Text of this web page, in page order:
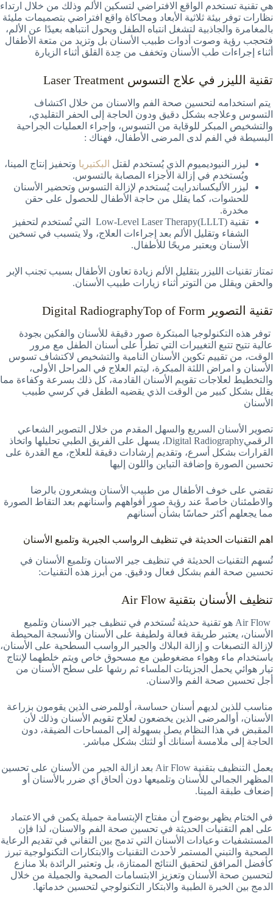
هي تقنية تستخدم الواقع الافتراضي لتسكين الألم وذلك من خلال ارتداء
نظارات توفر بيئة ثلاثية الأبعاد ومحاكاة واقع افتراضي بتصميمات مليئة
بالمغامرة والجاذبية لتشغل انتباه الطفل ويحول انتباهه بعيدًا عن الألم،
فتحجب رؤية وصوت أدوات طبيب الأسنان بل وتزيد من متعة الأطفال
أثناء إجراءات طب الأسنان وتخفف من حِدة القلق أثناء الزيارة
تقنية الليزر في علاج التسوس Laser Treatment
يتم استخدامه لتحسين صحة الفم والاسنان من خلال اكتشاف
التسوس وعلاجه بشكل دقيق ودون الحاجة إلى الحفر التقليدي،
والتشخيص المبكر للوقاية من التسوس، وإجراء العمليات الجراحية
البسيطة في الفم لدى المرضى الأطفال، فهناك :
ليزر النيوديميوم الذي يُستخدم لقتل البكتيريا وتحفيز إنتاج المينا،
ويُستخدم في إزالة الأجزاء المصابة بالتسوس.
ليزر الأليكساندرايت يُستخدم لإزالة التسوس وتحضير الأسنان
للحشوات، كما يقلل من حاجة الأطفال للحصول على حقن
مخدرة.
تقنية (LLLT)Low-Level Laser Therapy التي تُستخدم لتحفيز
الشفاء وتقليل الألم بعد إجراءات العلاج، ولا يتسبب في تسخين
الأسنان ويعتبر مريحًا للأطفال.
تمتاز تقنيات الليزر بتقليل الألم زيادة تعاون الأطفال بسبب تجنب الإبر
والحقن ويقلل من التوتر أثناء زيارات طبيب الأسنان.
تقنية التصوير Digital RadiographyTop of Form
توفر هذه التكنولوجيا المبتكرة صور دقيقة للأسنان والفكين بجودة
عالية تتيح تتبع التغييرات التي تطرأ على أسنان الطفل مع مرور
الوقت، من تقييم تكوين الأسنان النامية والتشخيص لاكتشاف تسوس
الأسنان و امراض اللثة المبكرة، ليتم العلاج في المراحل الأولى،
والتخطيط لعلاجات تقويم الأسنان القادمة، كل ذلك بسرعة وكفاءة مما
يقلل بشكل كبير من الوقت الذي يقضيه الطفل في كرسي طبيب
الأسنان
تصوير الأسنان السريع والسهل المقدم من خلال التصوير الشعاعي
الرقميDigital Radiography، يسهل على الفريق الطبي تحليلها واتخاذ
القرارات بشكل أسرع، وتقديم إرشادات دقيقة للعلاج، مع القدرة على
تحسين الصورة وإضافة التباين واللون إليها
تقضي على خوف الأطفال من طبيب الأسنان ويشعرون بالرضا
والاطمئنان خاصةً عند رؤية صور أفواههم وأسنانهم بعد التقاط الصورة
مما يجعلهم أكثر حماسًا بشأن أسنانهم
اهم التقنيات الحديثة في تنظيف الرواسب الجيرية وتلميع الأسنان
تُسهم التقنيات الحديثة في تنظيف جير الاسنان وتلميع الأسنان في
تحسين صحة الفم بشكل فعال ودقيق. من أبرز هذه التقنيات:
تنظيف الأسنان بتقنية Air Flow
Air Flow هو تقنية حديثة تُستخدم في تنظيف جير الاسنان وتلميع
الأسنان، يعتبر طريقة فعالة ولطيفة على الأسنان والأنسجة المحيطة
لإزالة التصبغات و إزالة البلاك والجير الرواسب السطحية على الأسنان،
باستخدام ماء وهواء مضغوطين مع مسحوق خاص ويتم خلطهما لإنتاج
تيار هوائي يحمل الجزيئات الملساء ثم رشها على سطح الأسنان من
أجل تحسين صحة الفم والاسنان.
مناسب للذين لديهم أسنان حساسة، أوللمرضى الذين يقومون بزراعة
الأسنان، أوالمرضى الذين يخضعون لعلاج تقويم الأسنان وذلك لأن
المقبض في هذا النظام يصل بسهولة إلى المساحات الضيقة، دون
الحاجة إلى ملامسة أسنانك أو لثتك بشكل مباشر.
يعمل التنظيف بتقنية Air Flow بعد ازالة الجير من الأسنان على تحسين
المظهر الجمالي للأسنان وتلميعها دون ألحاق أي ضرر بالأسنان أو
إضعاف طبقة المينا.
في الختام يظهر بوضوح أن مفتاح الإبتسامة جميلة يكمن في الاعتماد
على اهم التقنيات الحديثة في تحسين صحة الفم والاسنان، لذا فإن
المستشفيات وعيادات الأسنان التي تدمج بين التفاني في تقديم الرعاية
الصحية والتبني المستمر لأحدث التقنيات والابتكارات التكنولوجية تبرز
كأفضل المرافق لتحقيق النتائج الممتازة، بل وتعتبر الرائدة بلا منازع
لتحسين صحة الأسنان وتعزيز الابتسامات الصحية والجميلة من خلال
الدمج بين الخبرة الطبية والابتكار التكنولوجي لتحسين خدماتها.